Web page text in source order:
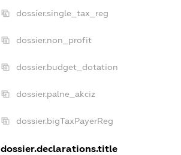
dossier.single_tax_reg
dossier.non_profit
dossier.budget_dotation
dossier.palne_akciz
dossier.bigTaxPayerReg
dossier.declarations.title